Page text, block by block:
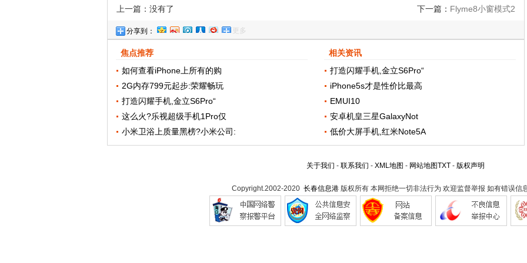
上一篇：没有了 下一篇： Flyme8小窗模式2
分享到： 更多
焦点推荐
如何查看iPhone上所有的购
2G内存799元起步:荣耀畅玩
打造闪耀手机,金立S6Pro“
这么火?乐视超级手机1Pro仅
小米卫浴上质量黑榜?小米公司:
相关资讯
打造闪耀手机,金立S6Pro“
iPhone5s才是性价比最高
EMUI10
安卓机皇三星GalaxyNot
低价大屏手机,红米Note5A
关于我们 - 联系我们 - XML地图 - 网站地图TXT- 版权声明
Copyright.2002-2020 长春信息港版权所有 本网拒绝一切非法行为 欢迎监督举报 如有错误信